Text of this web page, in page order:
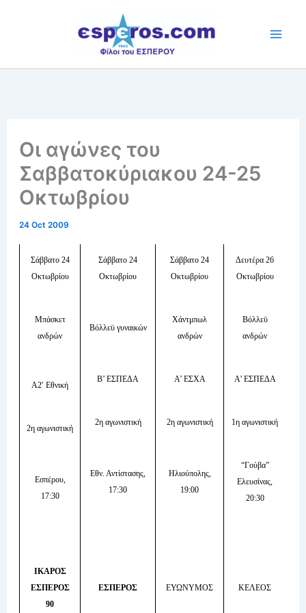
Οι αγώνες του
Σαββατοκύριακου 24-25
Οκτωβρίου
24 Oct 2009
Σάββατο 24
Οκτωβρίου
Σάββατο 24
Οκτωβρίου
Σάββατο 24
Οκτωβρίου
Δευτέρα 26
Οκτωβρίου
Μπάσκετ
ανδρών
Βόλλεϋ γυναικών
Χάντμπωλ
ανδρών
Βόλλεϋ
ανδρών
Α2′ Εθνική
Β’ ΕΣΠΕΔΑ Α’ ΕΣΧΑ Α’ ΕΣΠΕΔΑ
2η αγωνιστική
2η αγωνιστική 2η αγωνιστική 1η αγωνιστική
Εσπέρου,
17:30
Εθν. Αντίστασης,
17:30
Ηλιούπολης,
19:00
“Γούβα”
Ελευσίνας,
20:30
ΙΚΑΡΟΣ
ΕΣΠΕΡΟΣ
90
ΕΣΠΕΡΟΣ ΕΥΩΝΥΜΟΣ ΚΕΛΕΟΣ